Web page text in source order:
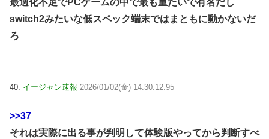
switch2みたいな低スペック端末ではまともに動かないだ
ろ
40: イージャン速報 2026/01/02(金) 14:30:12.95
>>37
それは実際に出る事が判明して体験版やってから判断すべ